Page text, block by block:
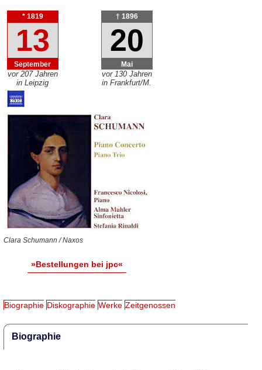
* 1819
13
September
vor 207 Jahren
in Leipzig
† 1896
20
Mai
vor 130 Jahren
in Frankfurt/M.
Clara Schumann / Naxos
»Bestellungen bei jpc«
Biographie Diskographie Werke Zeitgenossen
Biographie